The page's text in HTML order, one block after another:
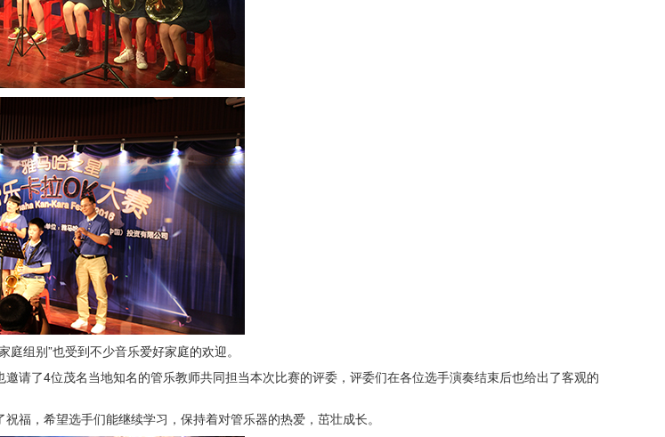
庭组别”也受到不少音乐爱好家庭的欢迎。
请了4位茂名当地知名的管乐教师共同担当本次比赛的评委，评委们在各位选手演奏结束后也给出了客观的
福，希望选手们能继续学习，保持着对管乐器的热爱，茁壮成长。